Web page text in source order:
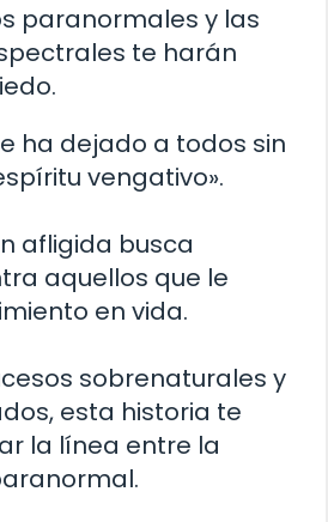
paranormales y las
te harán
ha dejado a todos sin
vengativo».
afligida busca
aquellos que le
en vida.
sobrenaturales y
esta historia te
la línea entre la